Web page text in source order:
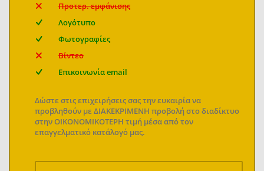
Προτερ. εμφάνισης
Λογότυπο
Φωτογραφίες
Βίντεο
Επικοινωνία email
Δώστε στις επιχειρήσεις σας την ευκαιρία να
προβληθούν με ΔΙΑΚΕΚΡΙΜΕΝΗ προβολή στο διαδίκτυο
στην ΟΙΚΟΝΟΜΙΚΟΤΕΡΗ τιμή μέσα από τον
επαγγελματικό κατάλογό μας.